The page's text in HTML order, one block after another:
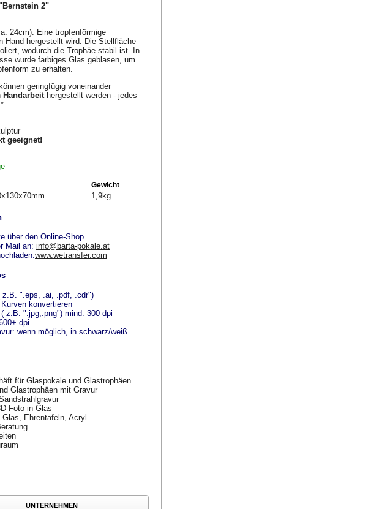
2"
24cm). Eine tropfenförmige
Hand hergestellt wird. Die Stellfläche
wodurch die Trophäe stabil ist. In
wurde farbiges Glas geblasen, um
zu erhalten.
geringfügig voneinander
Handarbeit hergestellt werden - jedes
geeignet!
Gewicht
1,9kg
über den Online-Shop
Mail an: info@barta-pokale.at
www.wetransfer.com
z.B. ".eps, .ai, .pdf, .cdr")
konvertieren
z.B. ".jpg,.png") mind. 300 dpi
dpi
wenn möglich, in schwarz/weiß
für Glaspokale und Glastrophäen
Glastrophäen mit Gravur
Foto in Glas
Glas, Ehrentafeln, Acryl
UNTERNEHMEN